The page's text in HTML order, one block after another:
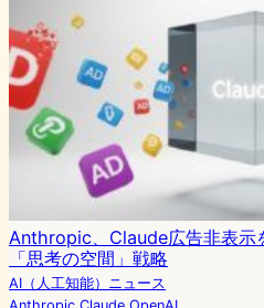
Anthropic、Claude広告非表示
「思考の空間」戦略
AI（人工知能）ニュース